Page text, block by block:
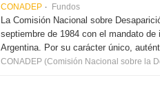
CONADEP Fundos
La Comisión Nacional sobre
septiembre de 1984 con el mandato
Argentina. Por su carácter único,
CONADEP (Comisión Nacional sobre la